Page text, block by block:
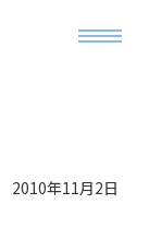
2010年11月2日